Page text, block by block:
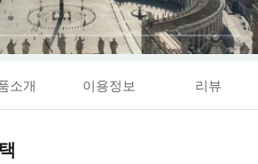
소개 이용정보 리뷰